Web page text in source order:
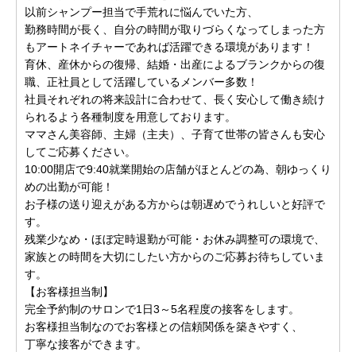
以前シャンプー担当で手荒れに悩んでいた方、
勤務時間が長く、自分の時間が取りづらくなってしまった方
もアートネイチャーであれば活躍できる環境があります！
育休、産休からの復帰、結婚・出産によるブランクからの復
職、正社員として活躍しているメンバー多数！
社員それぞれの将来設計に合わせて、長く安心して働き続け
られるよう各種制度を用意しております。
ママさん美容師、主婦（主夫）、子育て世帯の皆さんも安心
してご応募ください。
10:00開店で9:40就業開始の店舗がほとんどの為、朝ゆっくり
めの出勤が可能！
お子様の送り迎えがある方からは朝遅めでうれしいと好評で
す。
残業少なめ・ほぼ定時退勤が可能・お休み調整可の環境で、
家族との時間を大切にしたい方からのご応募お待ちしていま
す。
【お客様担当制】
完全予約制のサロンで1日3～5名程度の接客をします。
お客様担当制なのでお客様との信頼関係を築きやすく、
丁寧な接客ができます。